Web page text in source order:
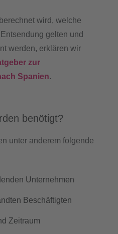
wird, welche
gelten und
werden, erklären wir
zur
Spanien.
benötigt?
unter anderem folgende
Unternehmen
Beschäftigten
Zeitraum